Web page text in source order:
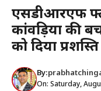
एसडीआरएफ
कांवड़ियों की
को दिया प्रशस्ति
By:
On: Saturday,